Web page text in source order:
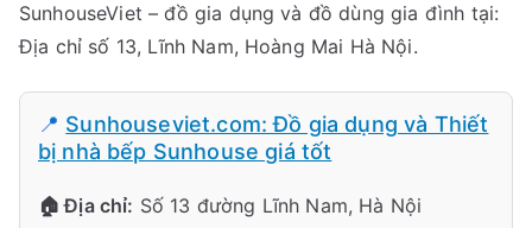
SunhouseViet – đồ gia dụng và đồ dùng gia đình tại:
Địa chỉ số 13, Lĩnh Nam, Hoàng Mai Hà Nội.
📍 Sunhouseviet.com: Đồ gia dụng và Thiết
bị nhà bếp Sunhouse giá tốt
🏠 Địa chỉ: Số 13 đường Lĩnh Nam, Hà Nội